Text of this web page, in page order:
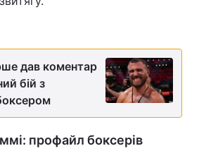
дав коментар
бій з
профайл боксерів